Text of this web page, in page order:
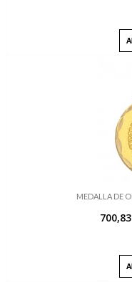
MEDALLA DE